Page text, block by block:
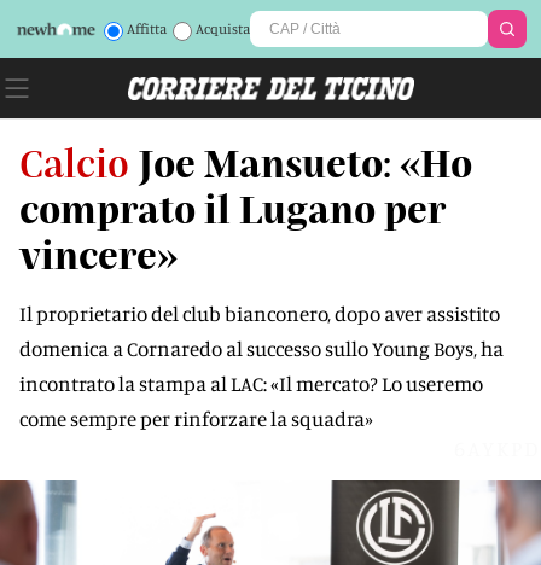
Affitta Acquista
Calcio Joe Mansueto: «Ho
comprato il Lugano per
vincere»
Il proprietario del club bianconero, dopo aver assistito
domenica a Cornaredo al successo sullo Young Boys, ha
incontrato la stampa al LAC: «Il mercato? Lo useremo
come sempre per rinforzare la squadra»